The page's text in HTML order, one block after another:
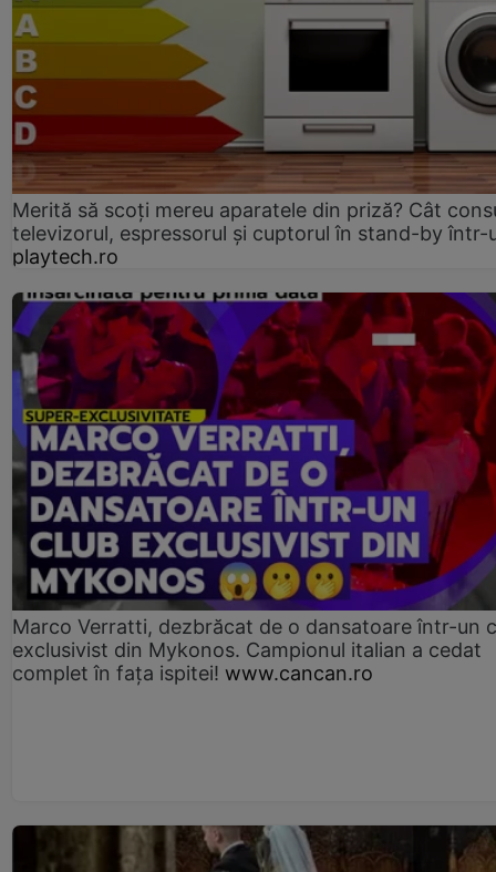
Merită să scoți mereu aparatele din priză? Cât
televizorul, espressorul și cuptorul în stand-by într-
playtech.ro
Marco Verratti, dezbrăcat de o dansatoare într-un
exclusivist din Mykonos. Campionul italian a cedat
complet în fața ispitei! www.cancan.ro